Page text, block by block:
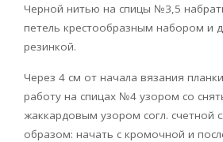
Черной нитью на спицы №3,5
петель крестообразным набором и
резинкой.
Через 4 см от начала вязания
работу на спицах №4 узором со
жаккардовым узором согл. счетной
образом: начать с кромочной и